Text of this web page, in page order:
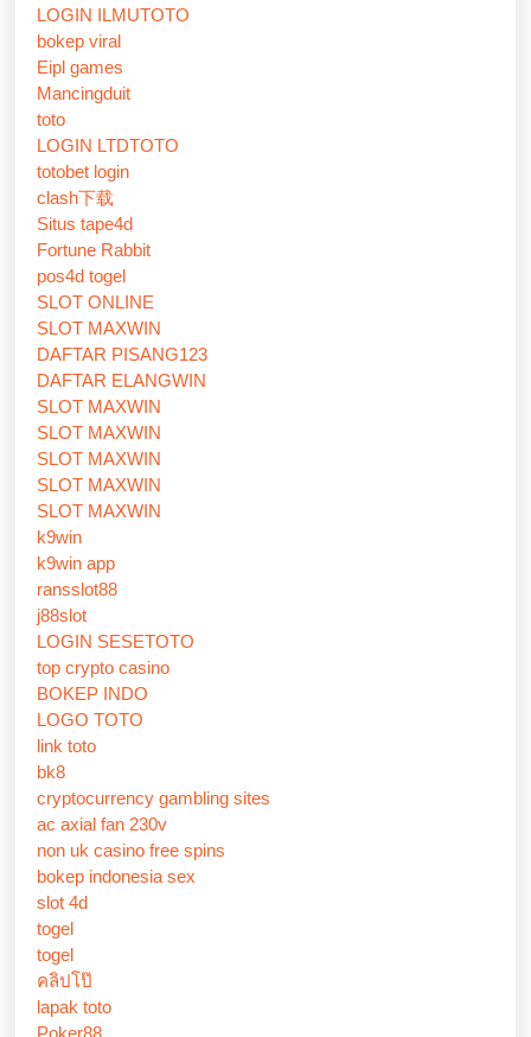
LOGIN ILMUTOTO
bokep viral
Eipl games
Mancingduit
toto
LOGIN LTDTOTO
totobet login
clash下载
Situs tape4d
Fortune Rabbit
pos4d togel
SLOT ONLINE
SLOT MAXWIN
DAFTAR PISANG123
DAFTAR ELANGWIN
SLOT MAXWIN
SLOT MAXWIN
SLOT MAXWIN
SLOT MAXWIN
SLOT MAXWIN
k9win
k9win app
ransslot88
j88slot
LOGIN SESETOTO
top crypto casino
BOKEP INDO
LOGO TOTO
link toto
bk8
cryptocurrency gambling sites
ac axial fan 230v
non uk casino free spins
bokep indonesia sex
slot 4d
togel
togel
คลิปโป๊
lapak toto
Poker88